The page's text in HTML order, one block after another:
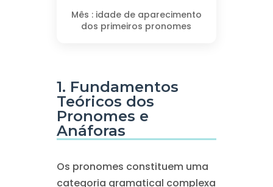
Mês : idade de aparecimento
dos primeiros pronomes
1. Fundamentos
Teóricos dos
Pronomes e
Anáforas
Os pronomes constituem uma
categoria gramatical complexa